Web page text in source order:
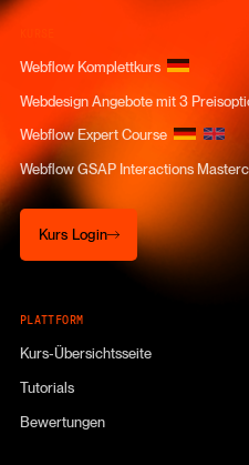
Webflow Komplettkurs
Webdesign Angebote mit 3
Webflow Expert Course
Webflow GSAP Interactions
Kurs Login
Kurs Login
PLATTFORM
Kurs-Übersichtsseite
Tutorials
Bewertungen